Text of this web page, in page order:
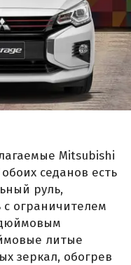
Mitsubishi
седанов есть
руль,
ограничителем
литые
зеркал, обогрев